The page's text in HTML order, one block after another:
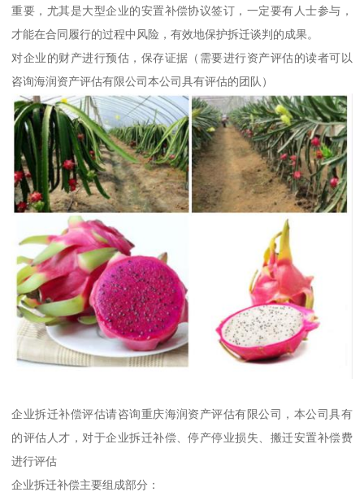
重要，尤其是大型企业的安置补偿协议签订，一定要有人士参与，
才能在合同履行的过程中风险，有效地保护拆迁谈判的成果。
对企业的财产进行预估，保存证据（需要进行资产评估的读者可以
咨询海润资产评估有限公司本公司具有评估的团队）
企业拆迁补偿评估请咨询重庆海润资产评估有限公司，本公司具有
的评估人才，对于企业拆迁补偿、停产停业损失、搬迁安置补偿费
进行评估
企业拆迁补偿主要组成部分：